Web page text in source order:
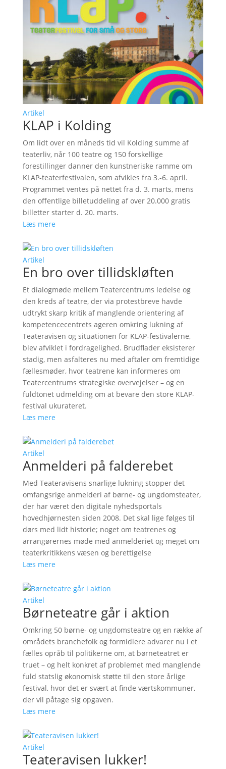
Artikel
KLAP i Kolding
Om lidt over en måneds tid vil Kolding summe af
teaterliv, når 100 teatre og 150 forskellige
forestillinger danner den kunstneriske ramme om
KLAP-teaterfestivalen, som afvikles fra 3.-6. april.
Programmet ventes på nettet fra d. 3. marts, mens
den offentlige billetuddeling af over 20.000 gratis
billetter starter d. 20. marts.
Læs mere
Artikel
En bro over tillidskløften
Et dialogmøde mellem Teatercentrums ledelse og
den kreds af teatre, der via protestbreve havde
udtrykt skarp kritik af manglende orientering af
kompetencecentrets ageren omkring lukning af
Teateravisen og situationen for KLAP-festivalerne,
blev afviklet i fordragelighed. Brudflader eksisterer
stadig, men asfalteres nu med aftaler om fremtidige
fællesmøder, hvor teatrene kan informeres om
Teatercentrums strategiske overvejelser – og en
fuldtonet udmelding om at bevare den store KLAP-
festival ukurateret.
Læs mere
Artikel
Anmelderi på falderebet
Med Teateravisens snarlige lukning stopper det
omfangsrige anmelderi af børne- og ungdomsteater,
der har været den digitale nyhedsportals
hovedhjørnesten siden 2008. Det skal lige følges til
dørs med lidt historie; noget om teatrenes og
arrangørernes møde med anmelderiet og meget om
teaterkritikkens væsen og berettigelse
Læs mere
Artikel
Børneteatre går i aktion
Omkring 50 børne- og ungdomsteatre og en række af
områdets branchefolk og formidlere advarer nu i et
fælles opråb til politikerne om, at børneteatret er
truet – og helt konkret af problemet med manglende
fuld statslig økonomisk støtte til den store årlige
festival, hvor det er svært at finde værtskommuner,
der vil påtage sig opgaven.
Læs mere
Artikel
Teateravisen lukker!